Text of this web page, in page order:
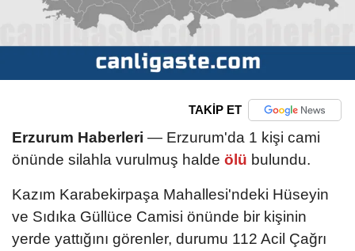
TAKİP ET
Erzurum Haberleri — Erzurum'da 1 kişi cami
önünde silahla vurulmuş halde ölü bulundu.
Kazım Karabekirpaşa Mahallesi'ndeki Hüseyin
ve Sıdıka Güllüce Camisi önünde bir kişinin
yerde yattığını görenler, durumu 112 Acil Çağrı